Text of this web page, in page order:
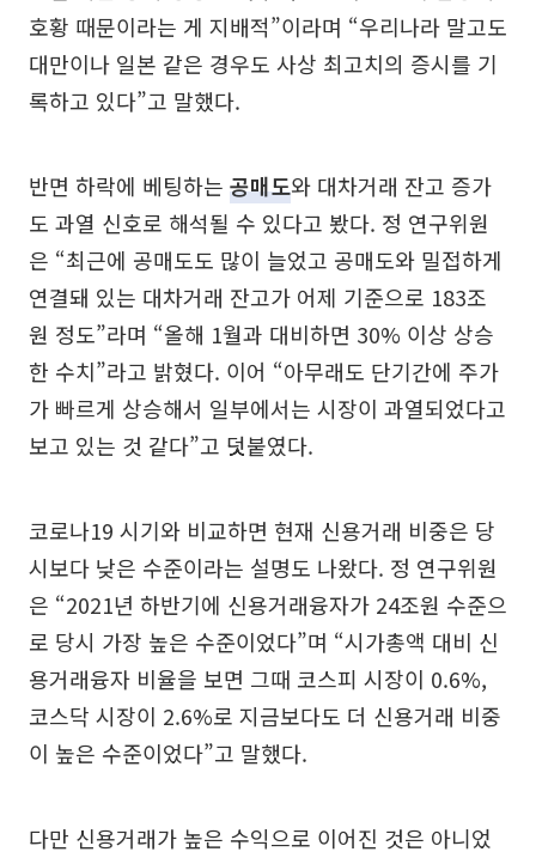
호황 때문이라는 게 지배적”이라며 “우리나라 말고도
대만이나 일본 같은 경우도 사상 최고치의 증시를 기
록하고 있다”고 말했다.
반면 하락에 베팅하는 공매도와 대차거래 잔고 증가
도 과열 신호로 해석될 수 있다고 봤다. 정 연구위원
은 “최근에 공매도도 많이 늘었고 공매도와 밀접하게
연결돼 있는 대차거래 잔고가 어제 기준으로 183조
원 정도”라며 “올해 1월과 대비하면 30% 이상 상승
한 수치”라고 밝혔다. 이어 “아무래도 단기간에 주가
가 빠르게 상승해서 일부에서는 시장이 과열되었다고
보고 있는 것 같다”고 덧붙였다.
코로나19 시기와 비교하면 현재 신용거래 비중은 당
시보다 낮은 수준이라는 설명도 나왔다. 정 연구위원
은 “2021년 하반기에 신용거래융자가 24조원 수준으
로 당시 가장 높은 수준이었다”며 “시가총액 대비 신
용거래융자 비율을 보면 그때 코스피 시장이 0.6%,
코스닥 시장이 2.6%로 지금보다도 더 신용거래 비중
이 높은 수준이었다”고 말했다.
다만 신용거래가 높은 수익으로 이어진 것은 아니었